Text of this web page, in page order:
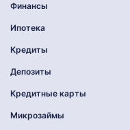
Финансы
Ипотека
Кредиты
Депозиты
Кредитные карты
Микрозаймы